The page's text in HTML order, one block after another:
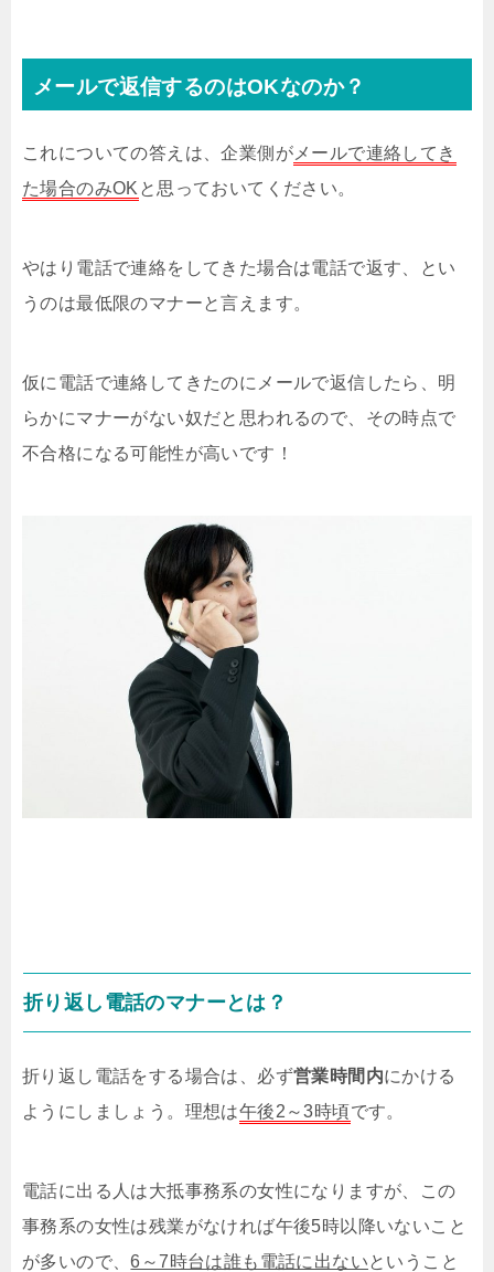
メールで返信するのはOKなのか？
これについての答えは、企業側が メールで連絡してき
た場合のみOK と思っておいてください。
やはり電話で連絡をしてきた場合は電話で返す、とい
うのは最低限のマナーと言えます。
仮に電話で連絡してきたのにメールで返信したら、明
らかにマナーがない奴だと思われるので、その時点で
不合格になる可能性が高いです！
折り返し電話のマナーとは？
折り返し電話をする場合は、必ず営業時間内にかける
ようにしましょう。理想は午後2～3時頃です。
電話に出る人は大抵事務系の女性になりますが、この
事務系の女性は残業がなければ午後5時以降いないこと
が多いので、6～7時台は誰も電話に出ないということ